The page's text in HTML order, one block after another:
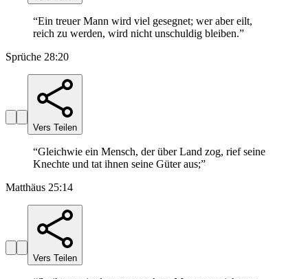
“Ein treuer Mann wird viel gesegnet; wer aber eilt,
reich zu werden, wird nicht unschuldig bleiben.”
Sprüche 28:20
Vers Teilen
“Gleichwie ein Mensch, der über Land zog, rief seine
Knechte und tat ihnen seine Güter aus;”
Matthäus 25:14
Vers Teilen